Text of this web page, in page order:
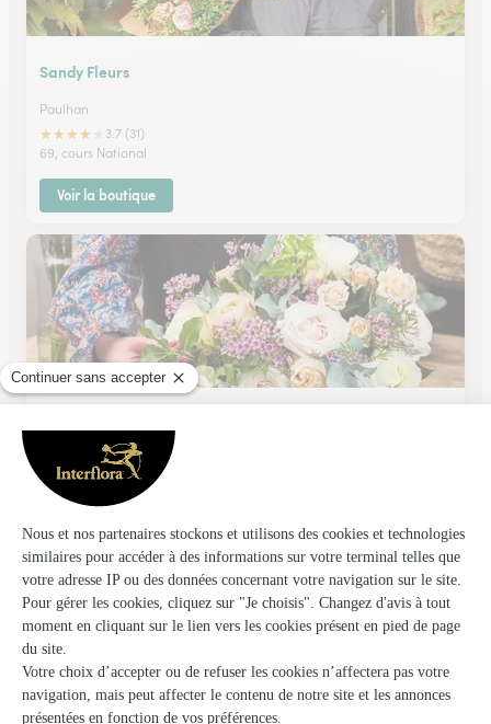
Sandy Fleurs
Paulhan
★★★★
3.7 (31)
69, cours National
Voir la boutique
★ ★★★★4.7 (32)
3, rue Edouard Branly
Voir la boutique
Ils ont fait livrer des fleurs ou une plante à
Olmet-et-Villecun